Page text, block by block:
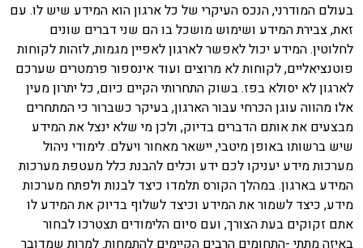
בעולם המודרני, הנכס העיקרי של כל ארגון הוא המידע שיש לו. עם
זאת, צבירת המידע ושימוש מושכל בו הם שני דברים שונים
לחלוטין. המידע יכול לאפשר לארגון לאפיין מגמות, לזהות לקוחות
פוטנציאליים, לקוחות לא מרוצים ועוד אינספור פרמטרים שערכם
לארגון לא יסולא בפז. בשוק התחרותי הקיים כיום, כל יתרון מעין
אלו מהווה עוגן הכרחי עבור הארגון, בעיקר כשברור כי המתחרים
מבצעים את אותם הדברים בדיוק, ולכן מי שלא ינצל את המידע
שיש ברשותו באופן מיטבי, יישאר מאחור ויעלם. לימודי ניהול
מערכות מידע יעניקו לכם ידע וכלים להבנת כלל מעטפת מערכות
המידע בארגון. במהלך הקורס תלמדו כיצד לבנות ולפתח מערכות
מידע, כיצד לשמור את המידע וכיצד לשלוף בדיוק את המידע לו
אתם זקוקים בעת הצורך, ועם סיום הלימודים תצטרכו לבחור
באיזה מתתי -התחומים הרבים הקיימים להתמחות. למרות שמדובר